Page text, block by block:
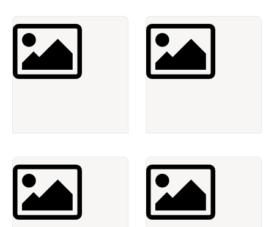
Dây loa - Cáp tín hiệu - Jack
Điện tử - Gia dụng - Văn phòng
Linh tinh - Hàng thanh lý